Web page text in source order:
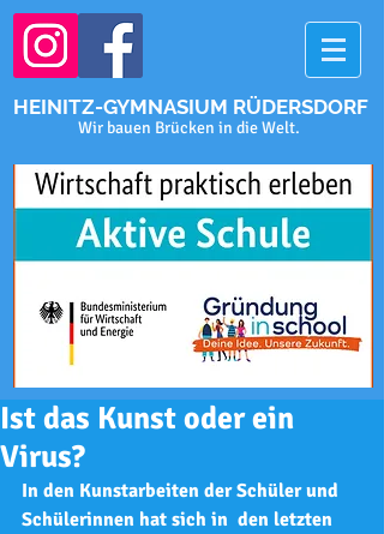
HEINITZ-GYMNASIUM RÜDERSDORF
Wir bauen Brücken in die Welt.
Ist das Kunst oder ein
Virus?
In den Kunstarbeiten der Schüler und
Schülerinnen hat sich in  den letzten